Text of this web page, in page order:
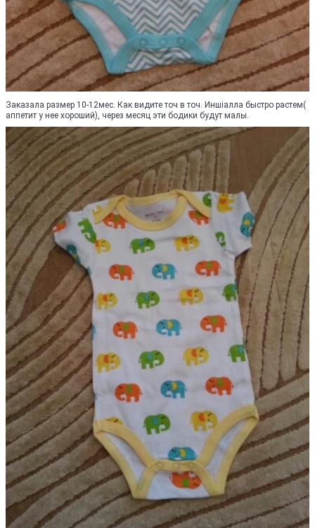
Заказала размер 10-12мес. Как видите точ в точ. Иншіалла быстро растем(
аппетит у нее хороший), через месяц эти бодики будут малы.